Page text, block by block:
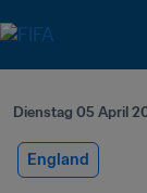
Dienstag 05 April
England